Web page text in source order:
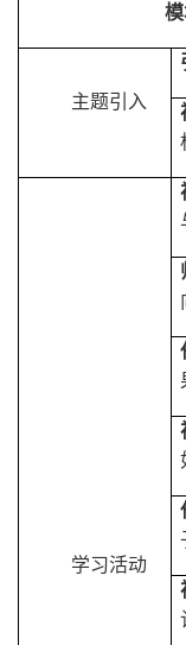
主题引入
学习活动